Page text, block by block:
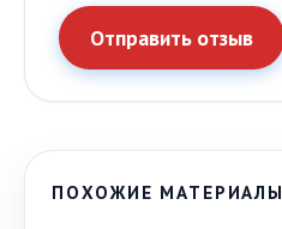
Отправить отзыв
ПОХОЖИЕ МАТЕРИАЛЫ